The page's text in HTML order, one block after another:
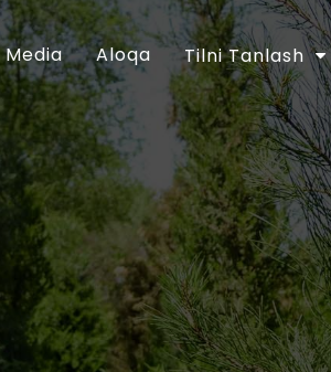
Media Aloqa Tilni Tanlash